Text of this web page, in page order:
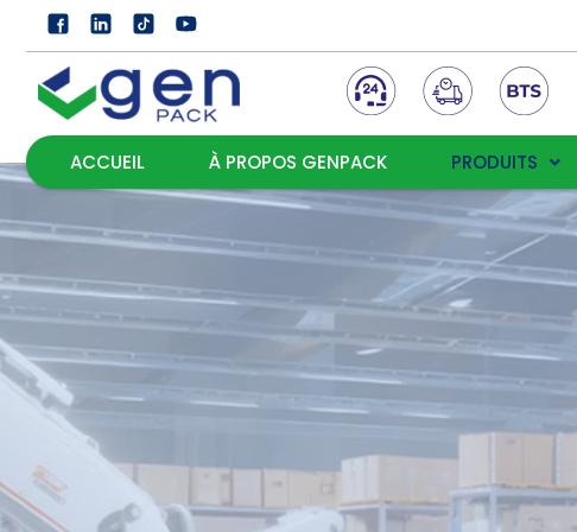
ACCUEIL À PROPOS GENPACK PRODUITS